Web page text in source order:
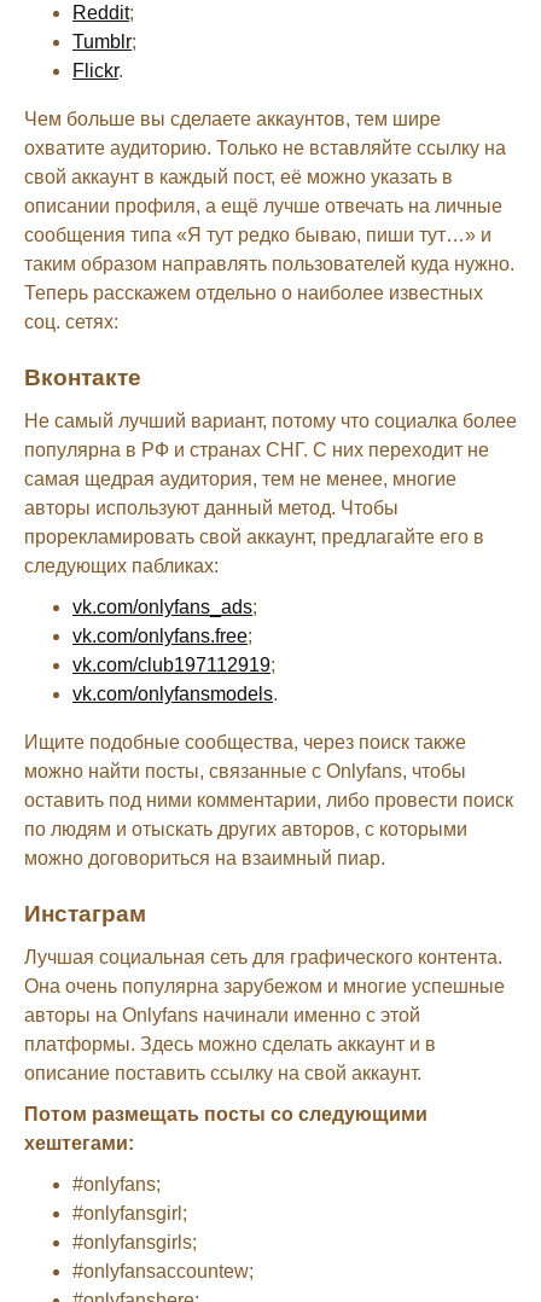
Reddit;
Tumblr;
Flickr.
Чем больше вы сделаете аккаунтов, тем шире
охватите аудиторию. Только не вставляйте ссылку на
свой аккаунт в каждый пост, её можно указать в
описании профиля, а ещё лучше отвечать на личные
сообщения типа «Я тут редко бываю, пиши тут…» и
таким образом направлять пользователей куда нужно.
Теперь расскажем отдельно о наиболее известных
соц. сетях:
Вконтакте
Не самый лучший вариант, потому что социалка более
популярна в РФ и странах СНГ. С них переходит не
самая щедрая аудитория, тем не менее, многие
авторы используют данный метод. Чтобы
прорекламировать свой аккаунт, предлагайте его в
следующих пабликах:
vk.com/onlyfans_ads;
vk.com/onlyfans.free;
vk.com/club197112919;
vk.com/onlyfansmodels.
Ищите подобные сообщества, через поиск также
можно найти посты, связанные с Onlyfans, чтобы
оставить под ними комментарии, либо провести поиск
по людям и отыскать других авторов, с которыми
можно договориться на взаимный пиар.
Инстаграм
Лучшая социальная сеть для графического контента.
Она очень популярна зарубежом и многие успешные
авторы на Onlyfans начинали именно с этой
платформы. Здесь можно сделать аккаунт и в
описание поставить ссылку на свой аккаунт.
Потом размещать посты со следующими
хештегами:
#onlyfans;
#onlyfansgirl;
#onlyfansgirls;
#onlyfansaccountew;